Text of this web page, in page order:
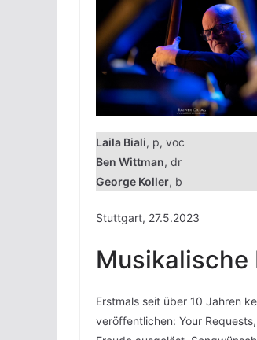
Laila Biali, p, voc
Ben Wittman, dr
George Koller, b
Stuttgart, 27.5.2023
Musikalische
Erstmals seit über 10 Jahren
veröffentlichen: Your